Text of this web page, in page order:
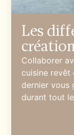
Les
Collaborer
cuisine revêt
dernier vous
durant tout le